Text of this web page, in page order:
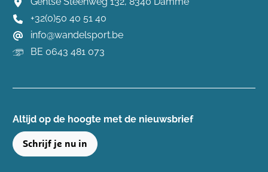
+32(0)50 40 51 40
info@wandelsport.be
BE 0643 481 073
Altijd op de hoogte ​met de nieuwsbrief
Schrijf je nu in